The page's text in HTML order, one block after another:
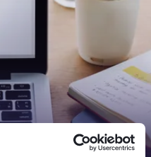
替代方案 - 找到你的图片